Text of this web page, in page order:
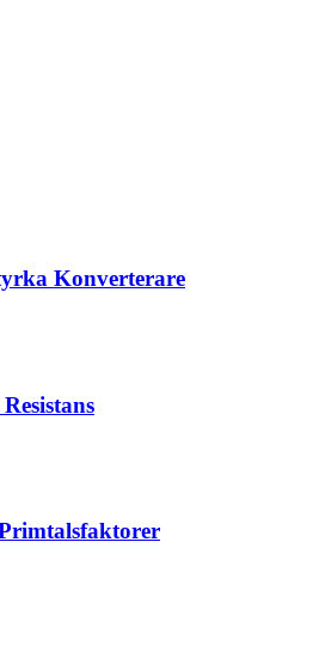
Konverterare